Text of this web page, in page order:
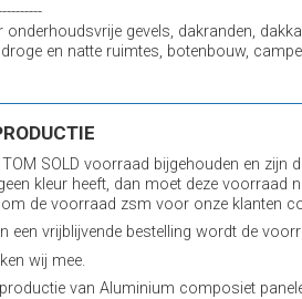
onderhoudsvrije gevels, dakranden,
en natte ruimtes, botenbouw,
SOLD voorraad bijgehouden en zijn
kleur heeft, dan moet deze voorraad
de voorraad zsm voor onze klanten
een vrijblijvende bestelling wordt de
wij mee.
van Aluminium composiet